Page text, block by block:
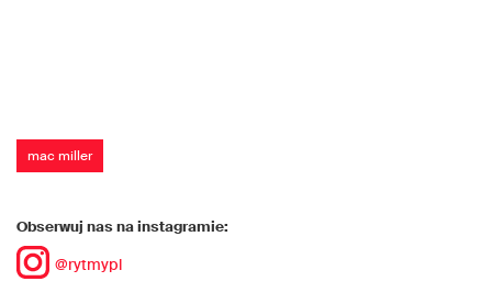
mac miller
Obserwuj nas na instagramie:
@rytmypl